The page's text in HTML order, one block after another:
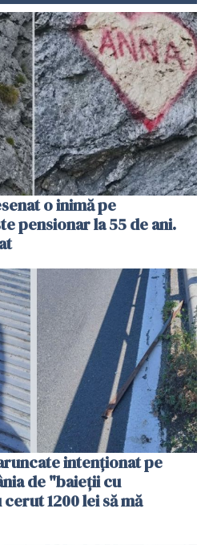
o inimă pe
pensionar la 55 de ani.
intenționat pe
de "baieții cu
1200 lei să mă